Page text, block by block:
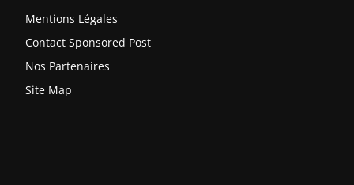
Mentions Légales
Contact Sponsored Post
Nos Partenaires
Site Map